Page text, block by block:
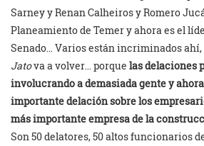
Sarney y Renan Calheiros y Romero
Planeamiento de Temer y ahora es el
Senado… Varios están incriminados ahí,
Jatova a volver… porque las delaciones
involucrando a demasiada gente y
importante delación sobre los
más importante empresa de la
Son 50 delatores, 50 altos funcionarios